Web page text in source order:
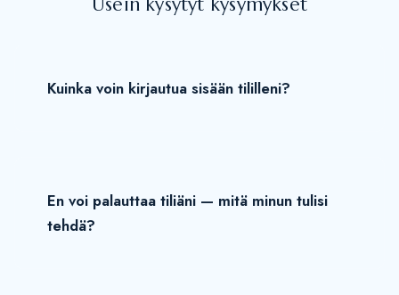
Kuinka voin kirjautua sisään tililleni?
En voi palauttaa tiliäni — mitä minun tulisi
tehdä?